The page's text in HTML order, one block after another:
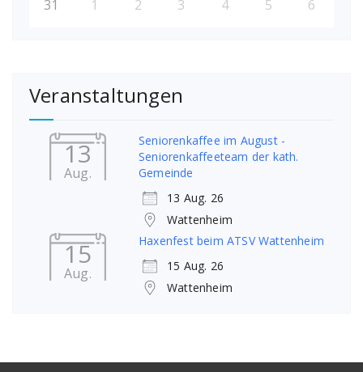
31 1 2 3 4 5 6
Veranstaltungen
13
Aug.
Seniorenkaffee im August -
Seniorenkaffeeteam der kath.
Gemeinde
13 Aug. 26
Wattenheim
15
Aug.
Haxenfest beim ATSV Wattenheim
15 Aug. 26
Wattenheim